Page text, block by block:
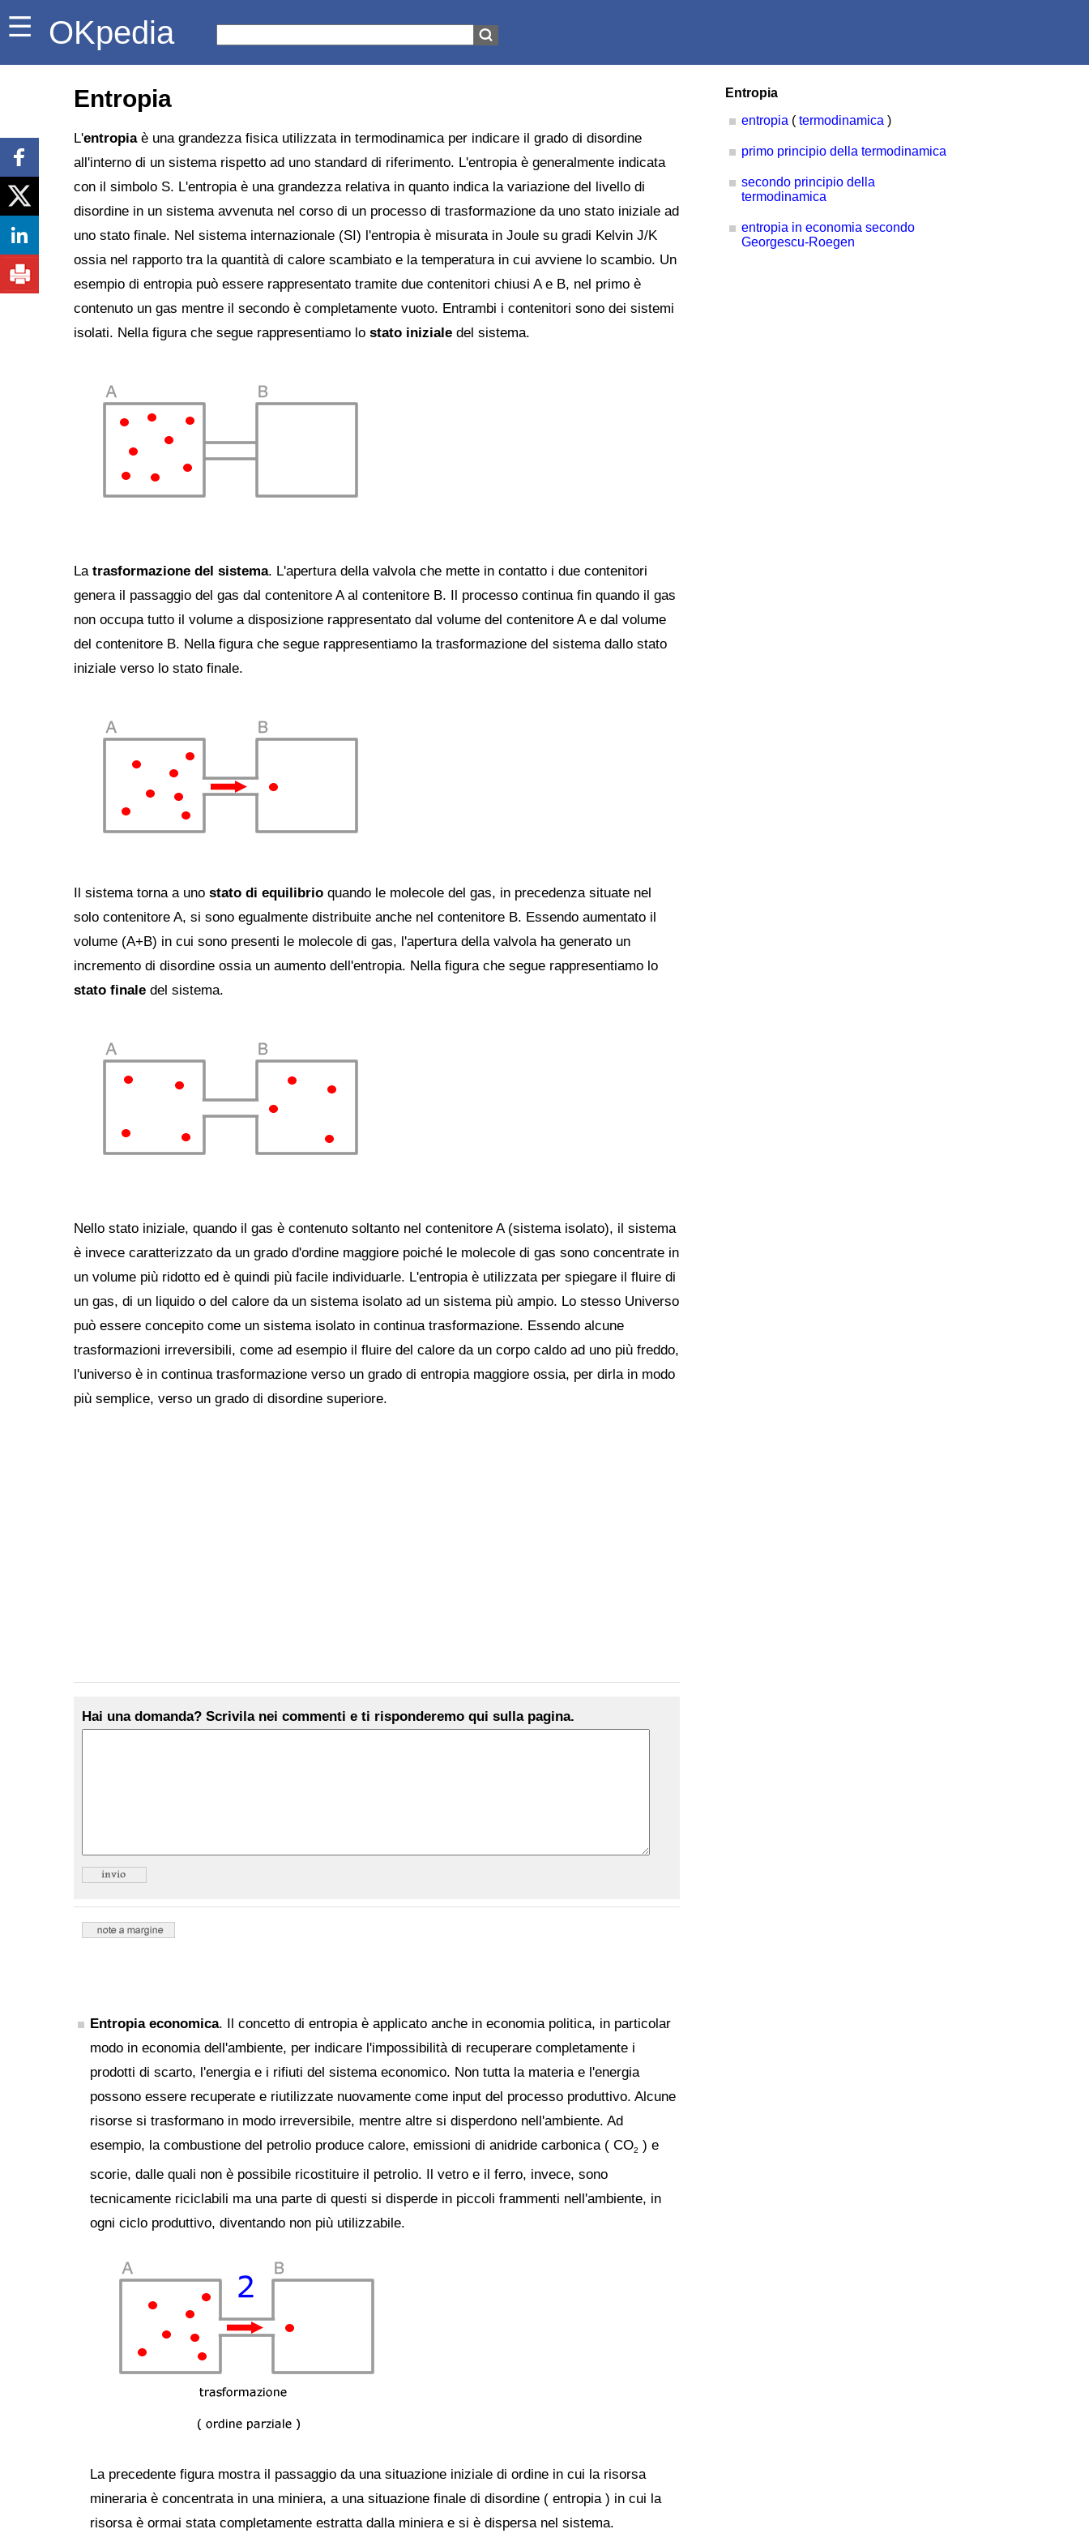
OKpedia
Entropia
L'entropiaè una grandezza fisica utilizzata in termodinamica per indicare il grado di disordine
all'interno di un sistema rispetto ad uno standard di riferimento. L'entropia è generalmente indicata
con il simbolo S. L'entropia è una grandezza relativa in quanto indica la variazione del livello di
disordine in un sistema avvenuta nel corso di un processo di trasformazione da uno stato iniziale ad
uno stato finale. Nel sistema internazionale (SI) l'entropia è misurata in Joule su gradi Kelvin J/K
ossia nel rapporto tra la quantità di calore scambiato e la temperatura in cui avviene lo scambio. Un
esempio di entropia può essere rappresentato tramite due contenitori chiusi A e B, nel primo è
contenuto un gas mentre il secondo è completamente vuoto. Entrambi i contenitori sono dei sistemi
isolati. Nella figura che segue rappresentiamo lo stato iniziale del sistema.
La trasformazione del sistema. L'apertura della valvola che mette in contatto i due contenitori
genera il passaggio del gas dal contenitore A al contenitore B. Il processo continua fin quando il gas
non occupa tutto il volume a disposizione rappresentato dal volume del contenitore A e dal volume
del contenitore B. Nella figura che segue rappresentiamo la trasformazione del sistema dallo stato
iniziale verso lo stato finale.
Il sistema torna a uno stato di equilibrio quando le molecole del gas, in precedenza situate nel
solo contenitore A, si sono egualmente distribuite anche nel contenitore B. Essendo aumentato il
volume (A+B) in cui sono presenti le molecole di gas, l'apertura della valvola ha generato un
incremento di disordine ossia un aumento dell'entropia. Nella figura che segue rappresentiamo lo
stato finale del sistema.
Nello stato iniziale, quando il gas è contenuto soltanto nel contenitore A (sistema isolato), il sistema
è invece caratterizzato da un grado d'ordine maggiore poiché le molecole di gas sono concentrate in
un volume più ridotto ed è quindi più facile individuarle. L'entropia è utilizzata per spiegare il fluire di
un gas, di un liquido o del calore da un sistema isolato ad un sistema più ampio. Lo stesso Universo
può essere concepito come un sistema isolato in continua trasformazione. Essendo alcune
trasformazioni irreversibili, come ad esempio il fluire del calore da un corpo caldo ad uno più freddo,
l'universo è in continua trasformazione verso un grado di entropia maggiore ossia, per dirla in modo
più semplice, verso un grado di disordine superiore.
Hai una domanda? Scrivila nei commenti e ti risponderemo qui sulla pagina.
Entropia economica. Il concetto di entropia è applicato anche in economia politica, in particolar
modo in economia dell'ambiente, per indicare l'impossibilità di recuperare completamente i
prodotti di scarto, l'energia e i rifiuti del sistema economico. Non tutta la materia e l'energia
possono essere recuperate e riutilizzate nuovamente come input del processo produttivo. Alcune
risorse si trasformano in modo irreversibile, mentre altre si disperdono nell'ambiente. Ad
esempio, la combustione del petrolio produce calore, emissioni di anidride carbonica ( CO2 ) e
scorie, dalle quali non è possibile ricostituire il petrolio. Il vetro e il ferro, invece, sono
tecnicamente riciclabili ma una parte di questi si disperde in piccoli frammenti nell'ambiente, in
ogni ciclo produttivo, diventando non più utilizzabile.
La precedente figura mostra il passaggio da una situazione iniziale di ordine in cui la risorsa
mineraria è concentrata in una miniera, a una situazione finale di disordine ( entropia ) in cui la
risorsa è ormai stata completamente estratta dalla miniera e si è dispersa nel sistema.
Entropia
entropia ( termodinamica )
primo principio della termodinamica
secondo principio della
termodinamica
entropia in economia secondo
Georgescu-Roegen